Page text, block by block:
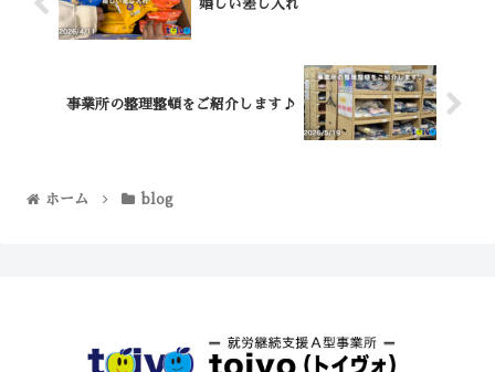
嬉しい差し入れ
事業所の整理整頓をご紹介します♪
ホーム blog